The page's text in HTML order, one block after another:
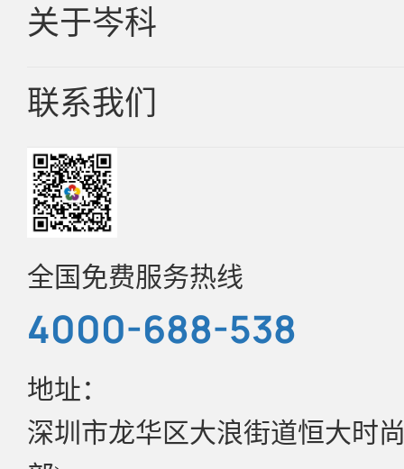
新能源
服务器
光电
更多行业分类
新品资讯
技术文章
常见问题F&Q
环保证书
样品申请
目录书
实验室介绍
关于岑科
企业简介
发展历程
资质证书
公司资讯
联系我们
联系方式
招聘中心
全国免费服务热线
4000-688-538
地址：
深圳市龙华区大浪街道恒大时